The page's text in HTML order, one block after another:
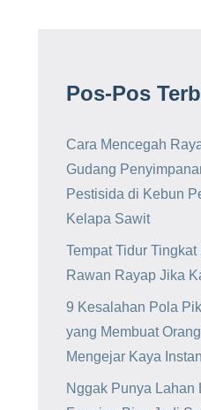
Pos-Pos
Cara Mencegah
Gudang
Pestisida di Kebun
Kelapa Sawit
Tempat Tidur
Rawan Rayap Jika
9 Kesalahan Pola
yang Membuat
Mengejar Kaya
Nggak Punya Lahan